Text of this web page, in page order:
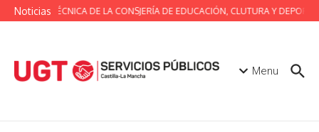
Saltar al contenido
Noticias
MESA TÉCNICA DE LA CONSJERÍA DE EDUCACIÓN, CLUTURA Y
Menu